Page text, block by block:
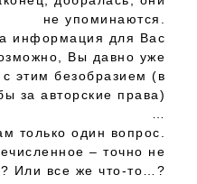
не упоминаются.
информация для Вас
Вы давно уже
с этим безобразием (в
за авторские права)
только один вопрос.
– точно не
Или все же что-то…?